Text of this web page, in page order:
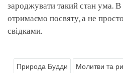
зароджувати такий стан ума. В
отримаємо посвяту, а не
свідками.
Природа Будди Молитви та